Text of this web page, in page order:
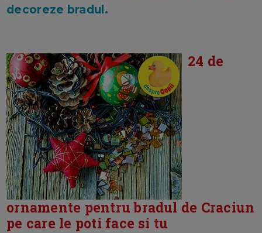
decoreze bradul.
24 de
ornamente pentru bradul de Craciun
pe care le poti face si tu